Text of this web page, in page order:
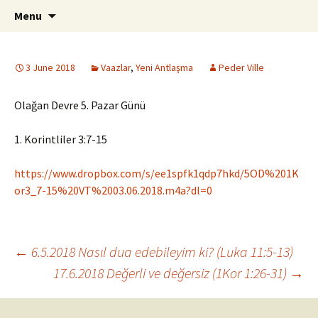
ILC
Menu
3 June 2018 Vaazlar, Yeni Antlaşma Peder Ville
Olağan Devre 5. Pazar Günü
1. Korintliler 3:7-15
https://www.dropbox.com/s/ee1spfk1qdp7hkd/5OD%201K
or3_7-15%20VT%2003.06.2018.m4a?dl=0
Post
navigation
← 6.5.2018 Nasıl dua edebileyim ki? (Luka 11:5-13)
17.6.2018 Değerli ve değersiz (1Kor 1:26-31) →